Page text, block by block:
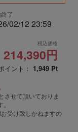
了
02/12 23:59
税込価格
214,390円
イント： 1,949 Pt
させて頂いておりま
受け致しかねますの